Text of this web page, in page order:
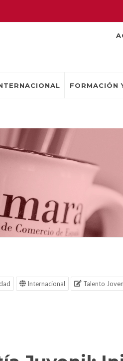
FORMACIÓN
Internacional Talento Joven